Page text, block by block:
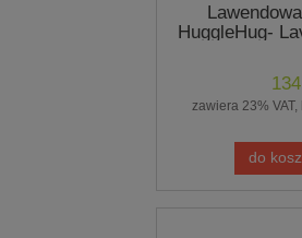
HuggleHug-
zawiera 23%
do